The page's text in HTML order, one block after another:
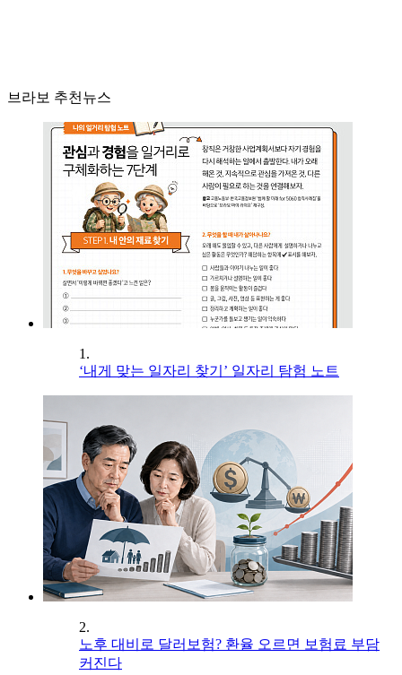
브라보 추천뉴스
1.
‘내게 맞는 일자리 찾기’ 일자리 탐험 노트
2.
노후 대비로 달러보험? 환율 오르면 보험료 부담
커진다